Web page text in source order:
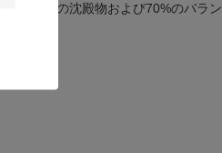
、30%の沈殿物および70%のバラン